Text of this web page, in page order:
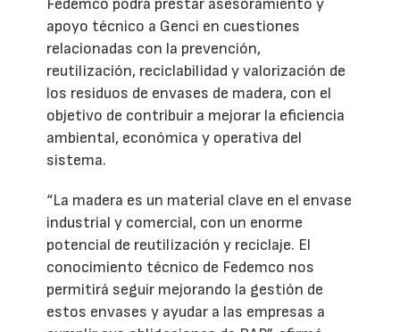
Fedemco podrá prestar asesoramiento y
apoyo técnico a Genci en cuestiones
relacionadas con la prevención,
reutilización, reciclabilidad y valorización de
los residuos de envases de madera, con el
objetivo de contribuir a mejorar la eficiencia
ambiental, económica y operativa del
sistema.
“La madera es un material clave en el envase
industrial y comercial, con un enorme
potencial de reutilización y reciclaje. El
conocimiento técnico de Fedemco nos
permitirá seguir mejorando la gestión de
estos envases y ayudar a las empresas a